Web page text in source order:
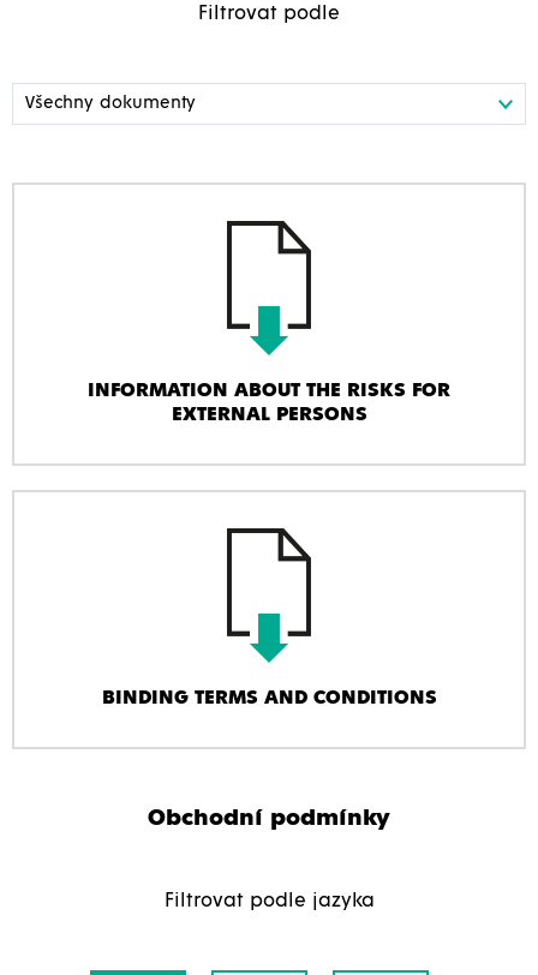
Filtrovat podle
INFORMATION ABOUT THE RISKS FOR
EXTERNAL PERSONS
BINDING TERMS AND CONDITIONS
Obchodní podmínky
Filtrovat podle jazyka